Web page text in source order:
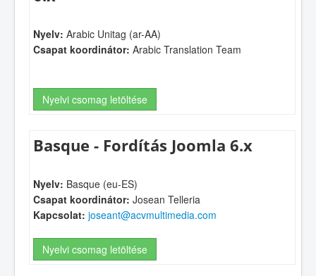
Nyelv: Arabic Unitag (ar-AA)
Csapat koordinátor: Arabic Translation Team
Nyelvi csomag letöltése
Basque - Fordítás Joomla 6.x
Nyelv: Basque (eu-ES)
Csapat koordinátor: Josean Telleria
Kapcsolat: joseant@acvmultimedia.com
Nyelvi csomag letöltése